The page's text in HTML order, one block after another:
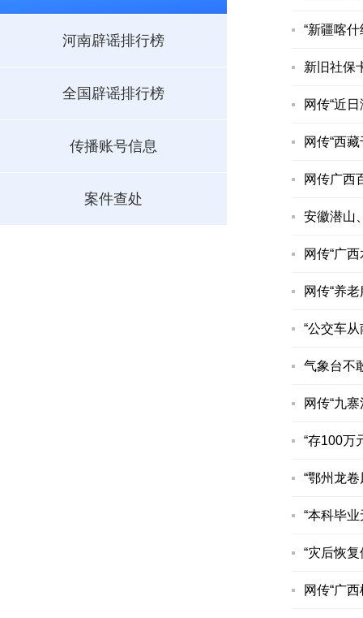
河南辟谣排行榜
全国辟谣排行榜
传播账号信息
案件查处
“新疆喀
新旧社保
网传“近
网传“西
网传广西
安徽潜山
网传“广
网传“养
“公交车
气象台不
网传“九
“存100万
“鄂州龙
“本科毕
“灾后恢
网传“广